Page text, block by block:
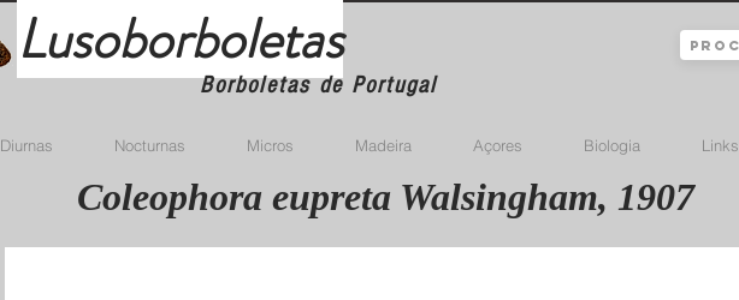
Lusoborboletas
Borboletas de Portugal
Diurnas Nocturnas Micros Madeira Açores Biologia Links
Coleophora eupreta Walsingham, 1907